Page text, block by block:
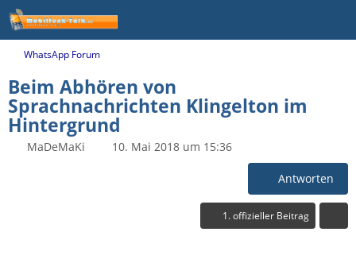
WhatsApp Forum
Beim Abhören von
Sprachnachrichten Klingelton im
Hintergrund
MaDeMaKi 10. Mai 2018 um 15:36
Antworten
1. offizieller Beitrag